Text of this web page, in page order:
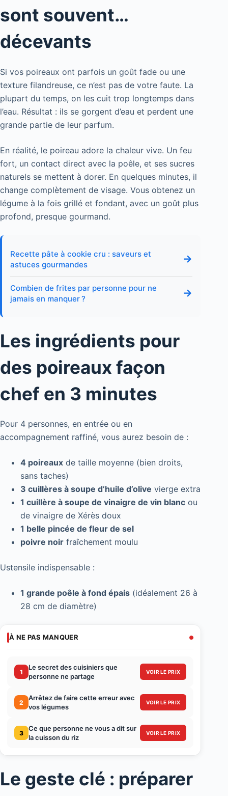
sont souvent…
décevants
Si vos poireaux ont parfois un goût fade ou une
texture filandreuse, ce n’est pas de votre faute. La
plupart du temps, on les cuit trop longtemps dans
l’eau. Résultat : ils se gorgent d’eau et perdent une
grande partie de leur parfum.
En réalité, le poireau adore la chaleur vive. Un feu
fort, un contact direct avec la poêle, et ses sucres
naturels se mettent à dorer. En quelques minutes, il
change complètement de visage. Vous obtenez un
légume à la fois grillé et fondant, avec un goût plus
profond, presque gourmand.
Recette pâte à cookie cru : saveurs et
astuces gourmandes
→
Combien de frites par personne pour ne
jamais en manquer ?
→
Les ingrédients pour
des poireaux façon
chef en 3 minutes
Pour 4 personnes, en entrée ou en
accompagnement raffiné, vous aurez besoin de :
4 poireaux de taille moyenne (bien droits,
sans taches)
3 cuillères à soupe d’huile d’olive vierge extra
1 cuillère à soupe de vinaigre de vin blanc ou
de vinaigre de Xérès doux
1 belle pincée de fleur de sel
poivre noir fraîchement moulu
Ustensile indispensable :
1 grande poêle à fond épais (idéalement 26 à
28 cm de diamètre)
À NE PAS MANQUER
1
Le secret des cuisiniers que
personne ne partage
VOIR LE PRIX
2
Arrêtez de faire cette erreur avec
vos légumes
VOIR LE PRIX
3
Ce que personne ne vous a dit sur
la cuisson du riz
VOIR LE PRIX
Le geste clé : préparer